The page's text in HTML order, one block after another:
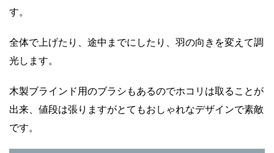
す。
全体で上げたり、途中までにしたり、羽の向きを変えて調
光します。
木製ブラインド用のブラシもあるのでホコリは取ることが
出来、値段は張りますがとてもおしゃれなデザインで素敵
です。